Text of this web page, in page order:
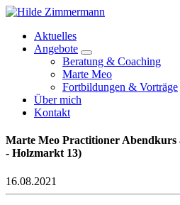
Aktuelles
Angebote
Beratung & Coaching
Marte Meo
Fortbildungen & Vorträge
Über mich
Kontakt
Marte Meo Practitioner Abendkurs
- Holzmarkt 13)
16.08.2021